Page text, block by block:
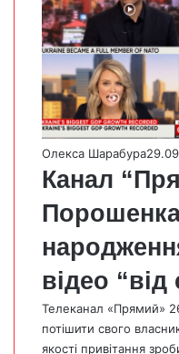
Олекса Шарабура
Канал
відео “від
Телеканал «Прямий»
потішити свого
якості привітання